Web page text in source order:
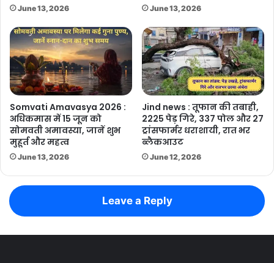
June 13, 2026 June 13, 2026
Somvati Amavasya 2026 :
अधिकमास में 15 जून को
सोमवती अमावस्या, जानें शुभ
मुहूर्त और महत्व
June 13, 2026
Jind news : तूफान की तबाही,
2225 पेड़ गिरे, 337 पोल और 27
ट्रांसफार्मर धराशायी, रात भर
ब्लैकआउट
June 12, 2026
Leave a Reply